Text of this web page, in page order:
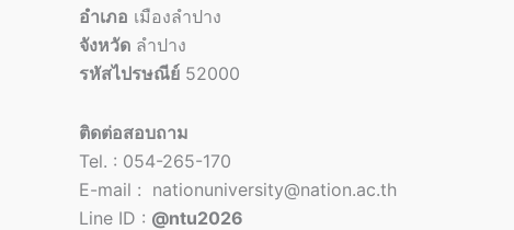
อำเภอ เมืองลำปาง
จังหวัด ลำปาง
รหัสไปรษณีย์ 52000
ติดต่อสอบถาม
Tel. : 054-265-170
E-mail : nationuniversity@nation.ac.th
Line ID : @ntu2026